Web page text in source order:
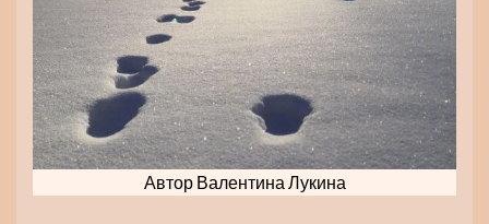
Автор Валентина Лукина